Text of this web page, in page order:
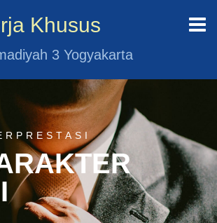
Khusus
3 Yogyakarta